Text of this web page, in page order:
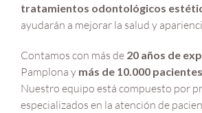
tratamientos odontológicos
ayudarán a mejorar la salud y
Contamos con más de 20 años de
Pamplona y más de 10.000 pacientes
Nuestro equipo está compuesto por
especializados en la atención de